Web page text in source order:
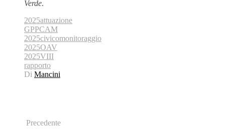
Verde.
2025attuazione
GPPCAM
2025civicomonitoraggio
2025OAV
2025VIII
rapporto
Di Mancini
Precedente